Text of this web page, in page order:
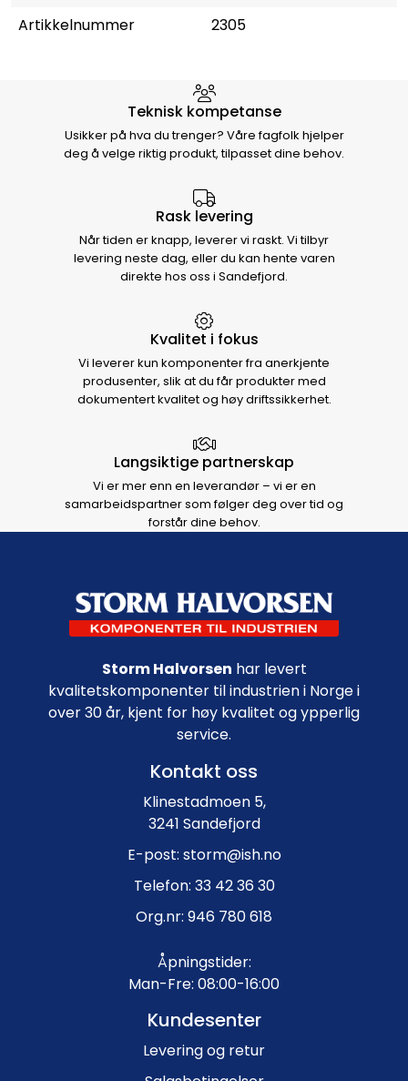
Artikkelnummer
2305
Hvorfor velge Storm Halvorsen
Teknisk kompetanse
Usikker på hva du trenger? Våre fagfolk hjelper
deg å velge riktig produkt, tilpasset dine behov.
Rask levering
Når tiden er knapp, leverer vi raskt. Vi tilbyr
levering neste dag, eller du kan hente varen
direkte hos oss i Sandefjord.
Kvalitet i fokus
Vi leverer kun komponenter fra anerkjente
produsenter, slik at du får produkter med
dokumentert kvalitet og høy driftssikkerhet.
Langsiktige partnerskap
Vi er mer enn en leverandør – vi er en
samarbeidspartner som følger deg over tid og
forstår dine behov.
Footer navigation
Storm Halvorsen har levert
kvalitetskomponenter til industrien i Norge i
over 30 år, kjent for høy kvalitet og ypperlig
service.
Kontakt oss
Klinestadmoen 5,
3241 Sandefjord
E-post: storm@ish.no
Telefon: 33 42 36 30
Org.nr: 946 780 618
Åpningstider:
Man-Fre: 08:00-16:00
Kundesenter
Levering og retur